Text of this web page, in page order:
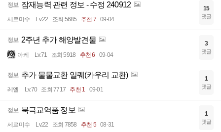
정보 잠재능력 관련 정보 - 수정 240912
세르미수 Lv.22 조회 5685 추천 7 09-04
15
댓글
정보 2주년 추가 해양발견물
아케 Lv.71 조회 5918 추천 6 09-04
3
댓글
정보 추가 물물교환 일퀘(카우리 교환)
레엘 Lv.70 조회 7717 추천 1 09-01
1
댓글
정보 북극교역품 정보
세르미수 Lv.22 조회 7858 추천 5 08-31
1
댓글